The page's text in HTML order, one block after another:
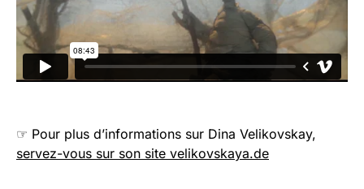
☞ Pour plus d’informations sur Dina Velikovskay,
servez-vous sur son site velikovskaya.de